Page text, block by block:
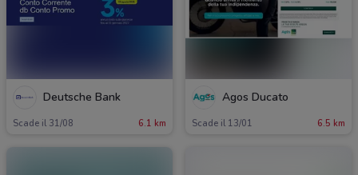
Deutsche Bank
Scade il 31/08 6.1 km
Agos Ducato
Scade il 13/01 6.5 km